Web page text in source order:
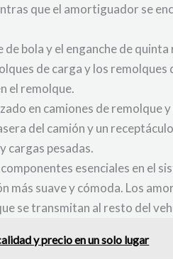
que el amortiguador se
bola y el enganche de quinta
de carga y los
el remolque.
en camiones de remolque
del camión y un
cargas pesadas.
esenciales en el
suave y cómoda. Los
se transmitan al resto del
y precio en un solo lugar